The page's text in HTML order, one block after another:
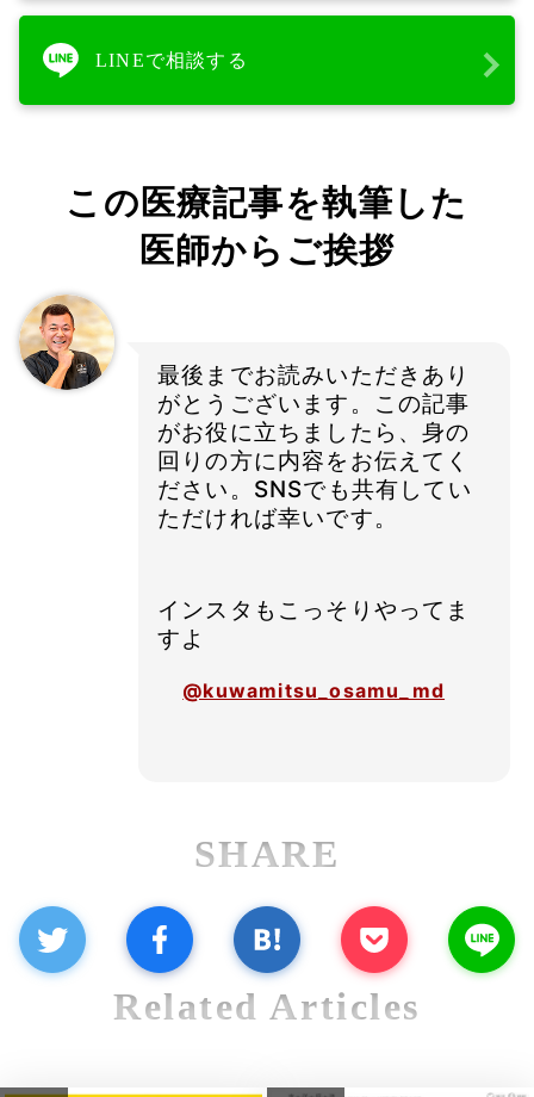
LINEで相談する
この医療記事を執筆した
医師からご挨拶
最後までお読みいただきあり
がとうございます。この記事
がお役に立ちましたら、身の
回りの方に内容をお伝えてく
ださい。SNSでも共有してい
ただければ幸いです。
インスタもこっそりやってま
すよ
@kuwamitsu_osamu_md
SHARE
Related Articles